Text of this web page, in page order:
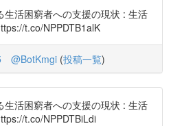
活困窮者への支援の現状 : 生活
t.co/NPPDTB1alK
@BotKmgi (投稿一覧)
活困窮者への支援の現状 : 生活
t.co/NPPDTBiLdi